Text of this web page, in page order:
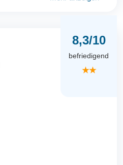
8,3/10
befriedigend
★★